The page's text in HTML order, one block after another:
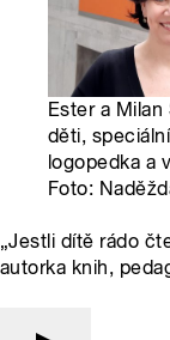
Ester a
děti,
logopedka a
Foto:
„Jestli dítě rádo
autorka knih,